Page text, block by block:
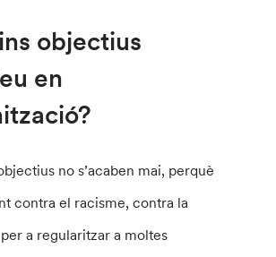
objectius
en
no s’acaben mai, perquè
contra el racisme, contra la
a regularitzar a moltes